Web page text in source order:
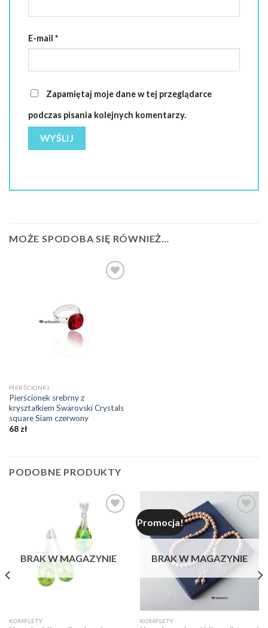
E-mail *
Zapamiętaj moje dane w tej przeglądarce
podczas pisania kolejnych komentarzy.
MOŻE SPODOBA SIĘ RÓWNIEŻ…
PIERŚCIONKI
Pierścionek srebrny z
kryształkiem Swarovski Crystals
square Siam czerwony
68 zł
PODOBNE PRODUKTY
ulubionych
BRAK W MAGAZYNIE
KOMPLETY
Promocja!
Dodaj do
ulubionych
❤️
BRAK W MAGAZYNIE
KOMPLETY